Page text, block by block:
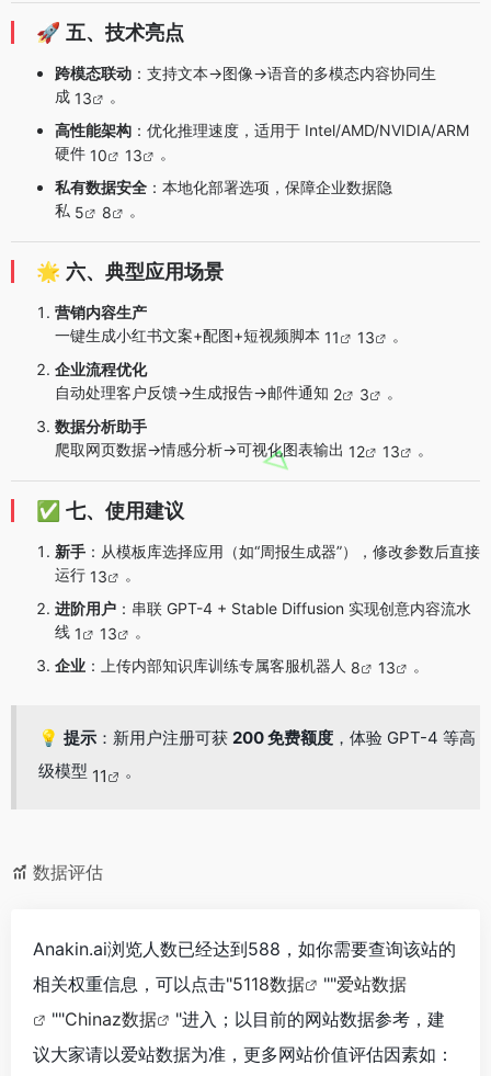
🚀 五、技术亮点
跨模态联动 ：支持文本→图像→语音的多模态内容协同生
成 13
。
高性能架构 ：优化推理速度，适用于 Intel/AMD/NVIDIA/ARM
硬件 10 13
。
私有数据安全 ：本地化部署选项，保障企业数据隐
私 5 8 。
🌟 六、典型应用场景
营销内容生产
一键生成小红书文案+配图+短视频脚本 11 13
。
企业流程优化
自动处理客户反馈→生成报告→邮件通知 2 3
。
数据分析助手
爬取网页数据→情感分析→可视化图表输出 12 13 。
✅ 七、使用建议
新手 ：从模板库选择应用（如“周报生成器”），修改参数后直接
运行 13
。
进阶用户 ：串联 GPT-4 + Stable Diffusion 实现创意内容流水
线 1 13
。
企业 ：上传内部知识库训练专属客服机器人 8 13 。
💡 提示 ：新用户注册可获 200 免费额度 ，体验 GPT-4 等高
级模型 11 。
数据评估
Anakin.ai浏览人数已经达到588，如你需要查询该站的
相关权重信息，可以点击"5118数据 ""爱站数据
""Chinaz数据
"进入；以目前的网站数据参考，建
议大家请以爱站数据为准，更多网站价值评估因素如：